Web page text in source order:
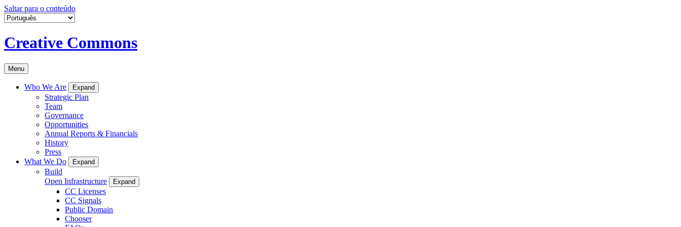
Saltar para o conteúdo
Creative Commons
Menu
Who We Are Expand
Strategic Plan
Team
Governance
Opportunities
Annual Reports & Financials
History
Press
What We Do
Expand
Build
Open Infrastructure
Expand
CC Licenses
CC Signals
Public Domain
Chooser